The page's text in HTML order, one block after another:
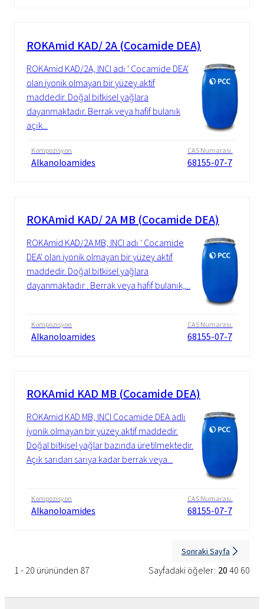
ROKAmid KAD/ 2A (Cocamide DEA)
ROKAmid KAD/2A, INCI adı ' Cocamide DEA'
olan iyonik olmayan bir yüzey aktif
maddedir. Doğal bitkisel yağlara
dayanmaktadır. Berrak veya hafif bulanık
açık...
Kompozisyon
Alkanoloamides
CAS Numarası.
68155-07-7
ROKAmid KAD/ 2A MB (Cocamide DEA)
ROKAmid KAD/2A MB, INCI adı ' Cocamide
DEA' olan iyonik olmayan bir yüzey aktif
maddedir. Doğal bitkisel yağlara
dayanmaktadır . Berrak veya hafif bulanık,...
Kompozisyon
Alkanoloamides
CAS Numarası.
68155-07-7
ROKAmid KAD MB (Cocamide DEA)
ROKAmid KAD MB, INCI Cocamide DEA adlı
iyonik olmayan bir yüzey aktif maddedir.
Doğal bitkisel yağlar bazında üretilmektedir.
Açık sarıdan sarıya kadar berrak veya...
Kompozisyon
Alkanoloamides
CAS Numarası.
68155-07-7
1 - 20 ürününden 87 Sayfadaki öğeler: 2040 60
Sonraki Sayfa